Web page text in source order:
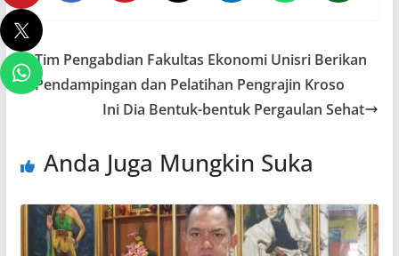
Tim Pengabdian Fakultas Ekonomi Unisri Berikan
Pendampingan dan Pelatihan Pengrajin Kroso
Ini Dia Bentuk-bentuk Pergaulan Sehat
Anda Juga Mungkin Suka